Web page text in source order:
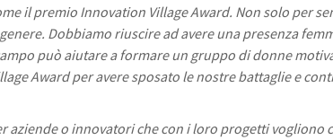
il premio Innovation Village Award. Non solo per
Dobbiamo riuscire ad avere una presenza
può aiutare a formare un gruppo di donne
Award per avere sposato le nostre battaglie e
aziende o innovatori che con i loro progetti vogliono